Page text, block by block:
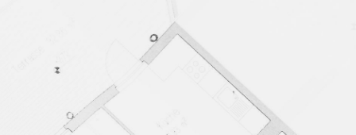
navigation